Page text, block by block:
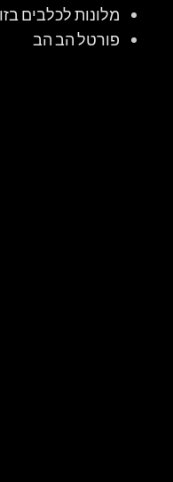
מלונות לכלבים
פורטל הב הב